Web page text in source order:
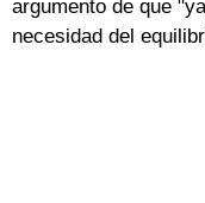
argumento de que
necesidad del